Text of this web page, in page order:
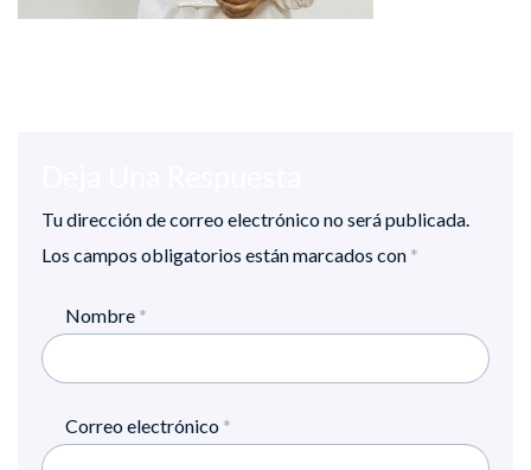
Tu dirección de correo electrónico no será publicada.
Los campos obligatorios están marcados con *
Nombre *
Correo electrónico *